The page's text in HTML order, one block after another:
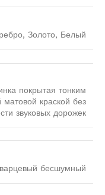
Золото, Белый
покрытая тонким
краской без
звуковых дорожек
бесшумный